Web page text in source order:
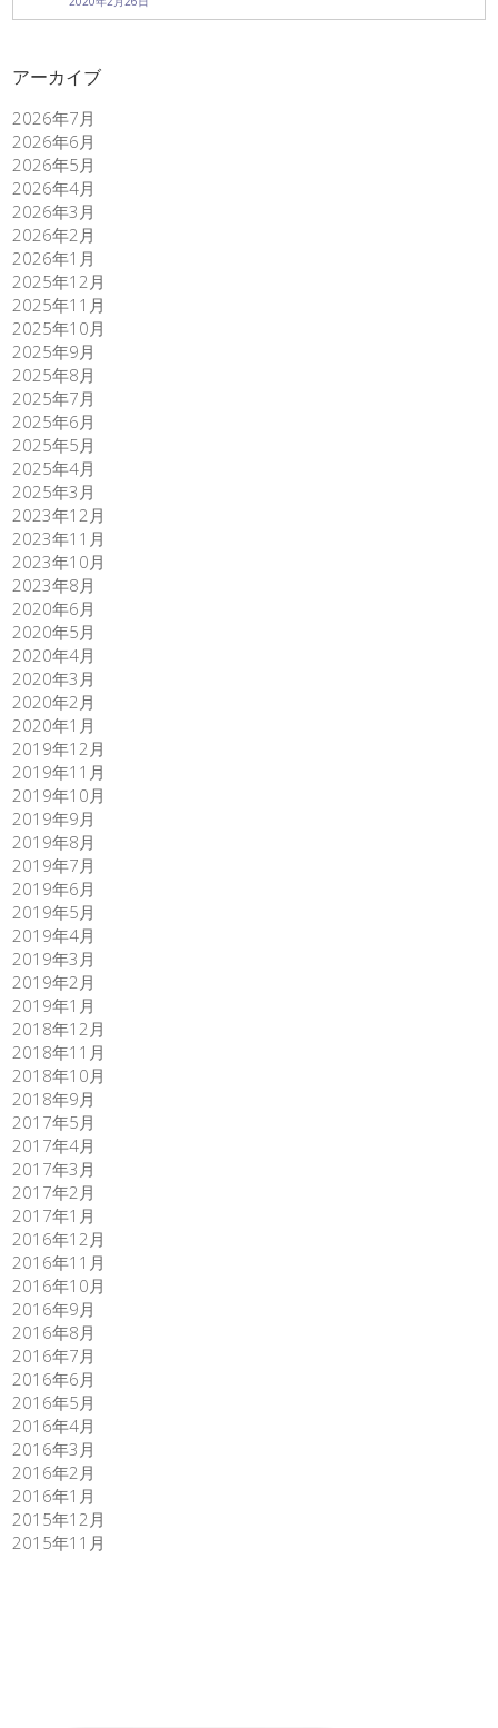
アーカイブ
2026年7月
2026年6月
2026年5月
2026年4月
2026年3月
2026年2月
2026年1月
2025年12月
2025年11月
2025年10月
2025年9月
2025年8月
2025年7月
2025年6月
2025年5月
2025年4月
2025年3月
2023年12月
2023年11月
2023年10月
2023年8月
2020年6月
2020年5月
2020年4月
2020年3月
2020年2月
2020年1月
2019年12月
2019年11月
2019年10月
2019年9月
2019年8月
2019年7月
2019年6月
2019年5月
2019年4月
2019年3月
2019年2月
2019年1月
2018年12月
2018年11月
2018年10月
2018年9月
2017年5月
2017年4月
2017年3月
2017年2月
2017年1月
2016年12月
2016年11月
2016年10月
2016年9月
2016年8月
2016年7月
2016年6月
2016年5月
2016年4月
2016年3月
2016年2月
2016年1月
2015年12月
2015年11月